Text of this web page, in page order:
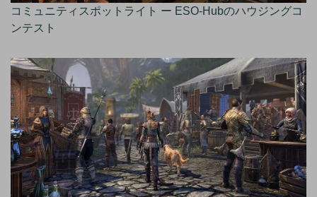
コミュニティスポットライト ー ESO-Hubのハウジングコ
ンテスト